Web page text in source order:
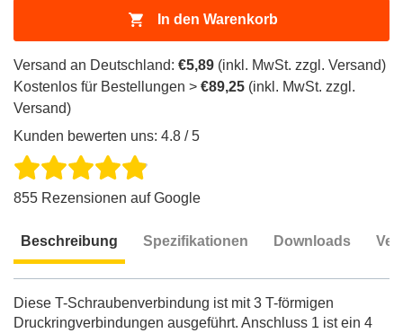
In den Warenkorb
Versand an Deutschland: €5,89 (inkl. MwSt. zzgl. Versand)
Kostenlos für Bestellungen > €89,25 (inkl. MwSt. zzgl.
Versand)
Kunden bewerten uns: 4.8 / 5
855 Rezensionen auf Google
Beschreibung Spezifikationen Downloads
Diese T-Schraubenverbindung ist mit 3 T-förmigen
Druckringverbindungen ausgeführt. Anschluss 1 ist ein 4